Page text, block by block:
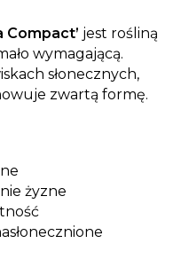
Compact’ jest rośliną
wymagającą.
słonecznych,
zwartą formę.
żyzne